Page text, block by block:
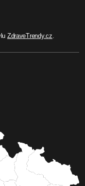
ZdraveTrendy.cz.